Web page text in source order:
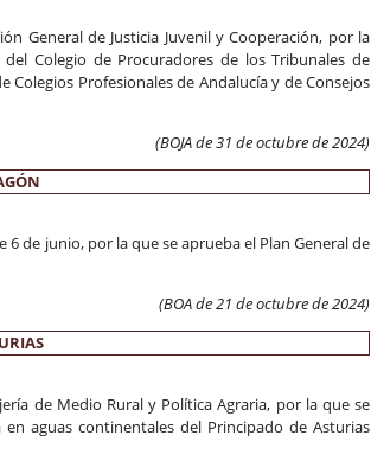
General de Justicia Juvenil y Cooperación, por la
Colegio de Procuradores de los Tribunales de
Colegios Profesionales de Andalucía y de Consejos
(BOJA de 31 de octubre de 2024)
de junio, por la que se aprueba el Plan General de
(BOA de 21 de octubre de 2024)
de Medio Rural y Política Agraria, por la que se
aguas continentales del Principado de Asturias